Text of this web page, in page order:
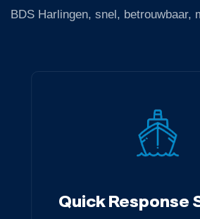
BDS Harlingen, snel, betrouwbaar,
Quick Response